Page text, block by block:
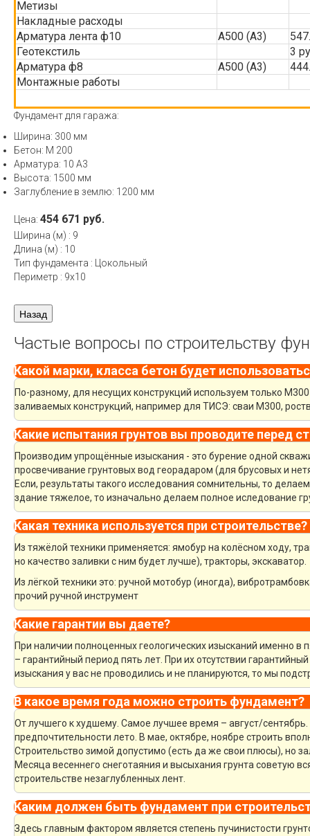
Метизы
Накладные расходы
Арматура лента ф10
А500 (А3)
Геотекстиль
3
Арматура ф8
А500 (А3)
Монтажные работы
Фундамент для гаража:
Ширина: 300 мм
Бетон: М 200
Арматура: 10 А3
Высота: 1500 мм
Заглубление в землю: 1200 мм
Цена: 454 671 руб.
Ширина (м) : 9
Длина (м) : 10
Тип фундамента :
Цокольный
Периметр : 9х10
Частые вопросы по строительству
Какой марки, класса бетон будет
По-разному, для несущих конструкций используем только
заливаемых конструкций, например для ТИСЭ: сваи М300,
Какие испытания грунтов вы проводите перед
Производим упрощённые изыскания - это бурение одной
просвечивание грунтовых вод георадаром (для брусовых и
Если, результаты такого исследования сомнительны, то
здание тяжелое, то изначально делаем полное иследование
Какая техника используется при строительстве?
Из тяжёлой техники применяется: ямобур на колёсном ходу,
но качество заливки с ним будет лучше), тракторы, экскаватор.
Из лёгкой техники это: ручной мотобур (иногда),
прочий ручной инструмент
Какие гарантии вы даете?
При наличии полноценных геологических изысканий именно в
– гарантийный период пять лет. При их отсутствии
изыскания у вас не проводились и не планируются, то мы
В какое время года можно строить фундамент?
От лучшего к худшему. Самое лучшее время – август/
предпочтительности лето. В мае, октябре, ноябре строить
Строительство зимой допустимо (есть да же свои плюсы), но
Месяца весеннего снеготаяния и высыхания грунта советую
строительстве незаглубленных лент.
Каким должен быть фундамент при
Здесь главным фактором является степень пучинистости